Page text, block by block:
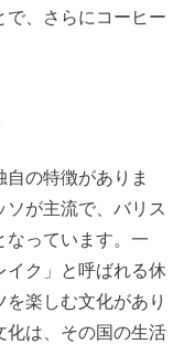
で、さらにコーヒー
の特徴がありま
が主流で、バリス
なっています。一
イク」と呼ばれる休
楽しむ文化があり
化は、その国の生活